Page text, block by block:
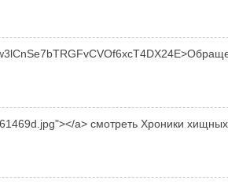
a> смотреть Хроники